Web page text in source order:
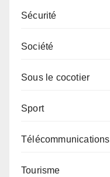
Sécurité
Société
Sous le cocotier
Sport
Télécommunications
Tourisme